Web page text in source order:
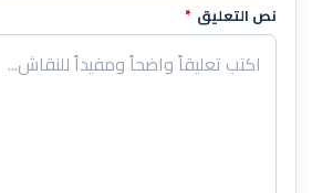
نص التعليق *